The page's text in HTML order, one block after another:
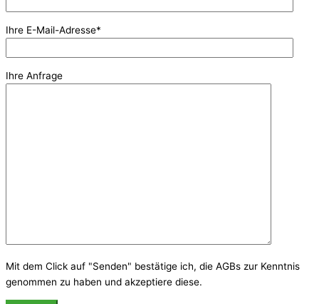
Ihre E-Mail-Adresse*
Ihre Anfrage
Mit dem Click auf "Senden" bestätige ich, die AGBs zur Kenntnis
genommen zu haben und akzeptiere diese.